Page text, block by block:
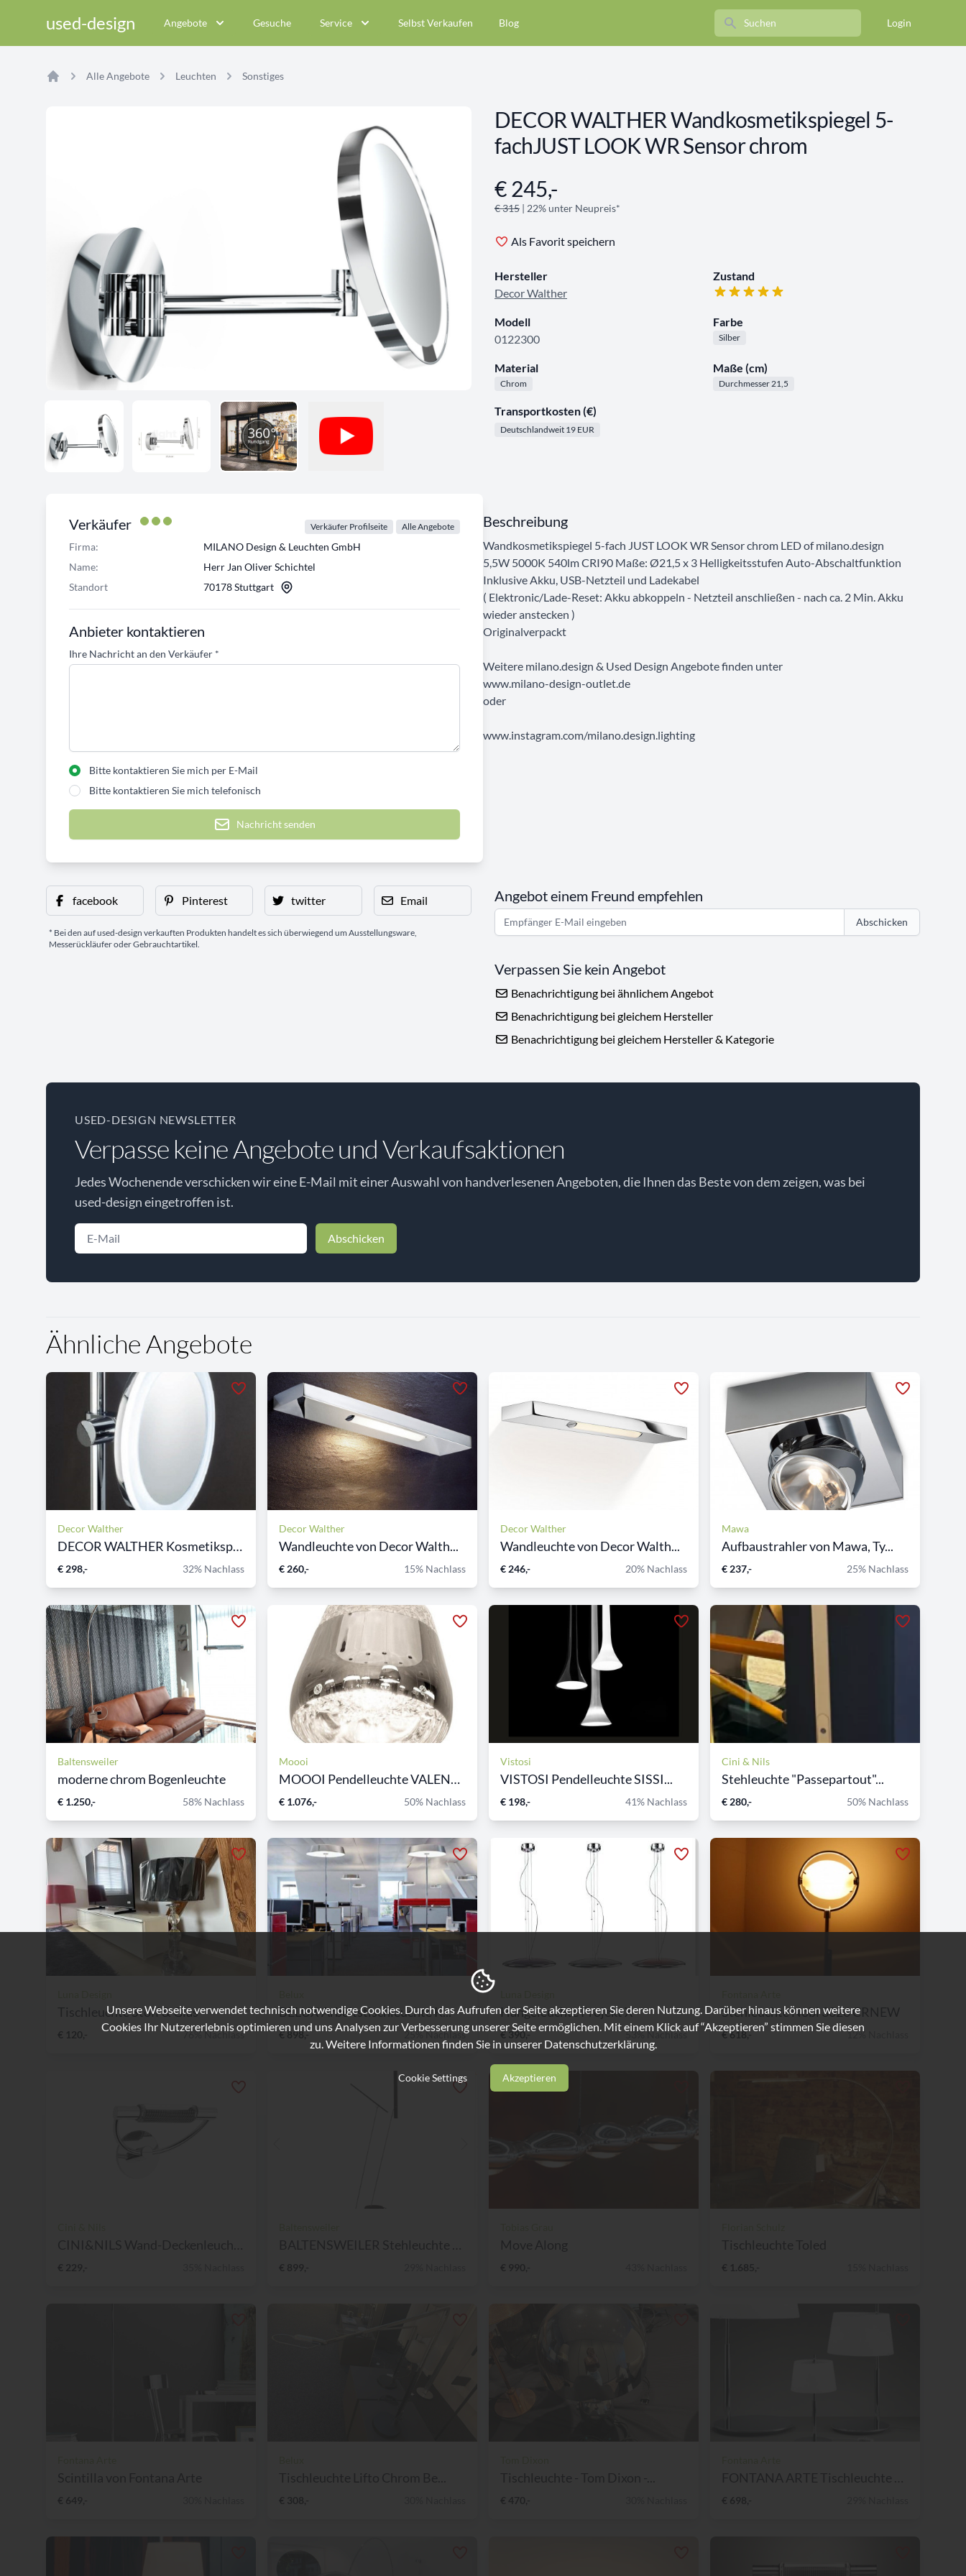
used-design Angebote Gesuche Service Selbst Verkaufen Blog Search Login
Alle Angebote Leuchten Sonstiges
DECOR WALTHER Wandkosmetikspiegel 5-
fachJUST LOOK WR Sensor chrom
Angebotsinformationen
€ 245,-
€ 315 | 22% unter Neupreis*
Als Favorit speichern
Hersteller
Decor Walther
Zustand
Modell
0122300
Farbe
Silber
Material
Chrom
Maße (cm)
Durchmesser 21,5
Transportkosten (€)
Deutschlandweit 19 EUR
Verkäufer Verkäufer Profilseite Alle Angebote
Firma:
MILANO Design & Leuchten GmbH
Name:
Herr Jan Oliver Schichtel
Standort
70178 Stuttgart
Anbieter kontaktieren
Ihre Nachricht an den Verkäufer *
Bitte kontaktieren Sie mich per E-Mail
Bitte kontaktieren Sie mich telefonisch
Nachricht senden
Beschreibung
Wandkosmetikspiegel 5-fach JUST LOOK WR Sensor chrom LED of milano.design
5,5W 5000K 540lm CRI90 Maße: Ø21,5 x 3 Helligkeitsstufen Auto-Abschaltfunktion
Inklusive Akku, USB-Netzteil und Ladekabel
( Elektronic/Lade-Reset: Akku abkoppeln - Netzteil anschließen - nach ca. 2 Min. Akku
wieder anstecken )
Originalverpackt
Weitere milano.design & Used Design Angebote finden unter
www.milano-design-outlet.de
oder
www.instagram.com/milano.design.lighting
facebook Pinterest twitter Email
* Bei den auf used-design verkauften Produkten handelt es sich überwiegend um Ausstellungsware,
Messerückläufer oder Gebrauchtartikel.
Angebot einem Freund empfehlen
Abschicken
Verpassen Sie kein Angebot
Benachrichtigung bei ähnlichem Angebot
Benachrichtigung bei gleichem Hersteller
Benachrichtigung bei gleichem Hersteller & Kategorie
USED-DESIGN NEWSLETTER
Verpasse keine Angebote und Verkaufsaktionen
Jedes Wochenende verschicken wir eine E-Mail mit einer Auswahl von handverlesenen Angeboten, die Ihnen das Beste von dem zeigen, was bei
used-design eingetroffen ist.
Abschicken
Ähnliche Angebote
Decor Walther
DECOR WALTHER Kosmetikspieg...
€ 298,- 32% Nachlass
Decor Walther
Wandleuchte von Decor Walth...
€ 260,- 15% Nachlass
Decor Walther
Wandleuchte von Decor Walth...
€ 246,- 20% Nachlass
Mawa
Aufbaustrahler von Mawa, Ty...
€ 237,- 25% Nachlass
Baltensweiler
moderne chrom Bogenleuchte
€ 1.250,- 58% Nachlass
Moooi
MOOOI Pendelleuchte VALENTI...
€ 1.076,- 50% Nachlass
Vistosi
VISTOSI Pendelleuchte SISSI...
€ 198,- 41% Nachlass
Cini & Nils
Stehleuchte "Passepartout"...
€ 280,- 50% Nachlass
Tischleuchte Stoff & Glas
€ 120,- 76% Nachlass
BELUX Arbeitstischleuchte K...
€ 898,- 25% Nachlass
Hängeleuchte Projekt X
€ 390,- 53% Nachlass
Stehleuchte Nobi 3026 CRNEW
€ 618,- 12% Nachlass
Unsere Webseite verwendet technisch notwendige Cookies. Durch das Aufrufen der Seite akzeptieren Sie deren Nutzung. Darüber hinaus können weitere
Cookies Ihr Nutzererlebnis optimieren und uns Analysen zur Verbesserung unserer Seite ermöglichen. Mit einem Klick auf “Akzeptieren” stimmen Sie diesen
zu. Weitere Informationen finden Sie in unserer Datenschutzerklärung.
Cookie Settings Akzeptieren